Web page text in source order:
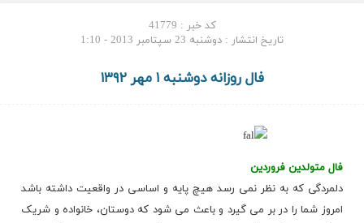
کد خبر : 41779
تاریخ انتشار : دوشنبه 23 سپتامبر 2013 - 1:10
فال روزانه دوشنبه ۱ مهر ۱۳۹۲
فال متولدین فروردین
دلمردگی که به نظر نمی رسد هیچ پایه و اساسی در واقعیت داشته باشد
امروز شما را در بر می گیرد و باعث می شود که دوستان، خانواده و شریک